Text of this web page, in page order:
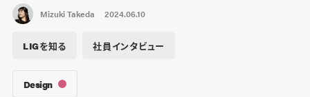
Mizuki Takeda 2024.06.10
LIGを知る 社員インタビュー
Design